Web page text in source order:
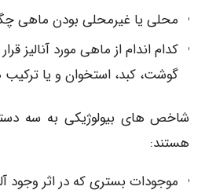
محلی یا غیرمحلی بودن ماهی
کدام اندام از ماهی مورد آنالیز
گوشت، کبد، استخوان و یا ترکیب
شاخص های بیولوژیکی به سه
هستند:
موجودات بستری که در اثر وجود